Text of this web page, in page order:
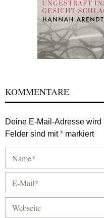
KOMMENTARE
Deine E-Mail-Adresse wird
Felder sind mit* markiert